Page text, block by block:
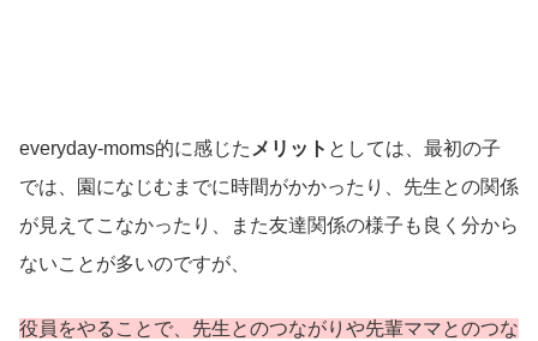
everyday-moms的に感じた メリット としては、最初の子
では、園になじむまでに時間がかかったり、先生との関係
が見えてこなかったり、また友達関係の様子も良く分から
ないことが多いのですが、
役員をやることで、先生とのつながりや先輩ママとのつな